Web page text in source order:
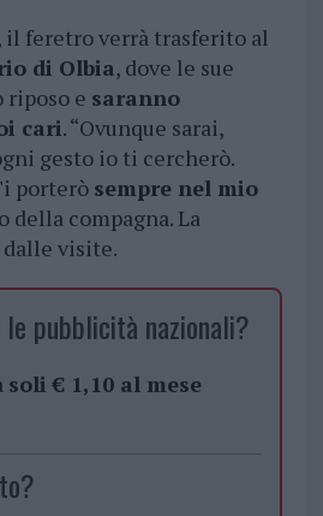
il feretro verrà trasferito al
di Olbia, dove le sue
e saranno
cari. “Ovunque sarai,
gesto io ti cercherò.
porterò sempre nel mio
della compagna. La
visite.
le pubblicità nazionali?
soli € 1,10 al mese